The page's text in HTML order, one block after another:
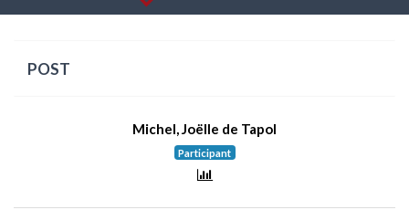
POST
Michel, Joëlle de Tapol
Participant